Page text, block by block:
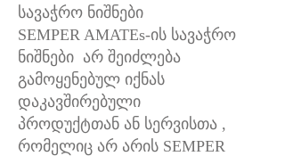
სავაჭრო ნიშნები
SEMPER AMATEs-ის სავაჭრო
ნიშნები არ შეიძლება
გამოყენებულ იქნას
დაკავშირებული
პროდუქტთან ან სერვისთა ,
რომელიც არ არის SEMPER